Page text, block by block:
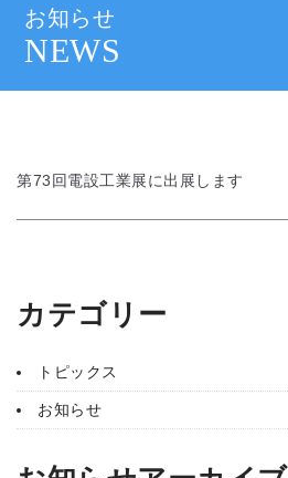
お知らせ
NEWS
第73回電設工業展に出展します
カテゴリー
トピックス
お知らせ